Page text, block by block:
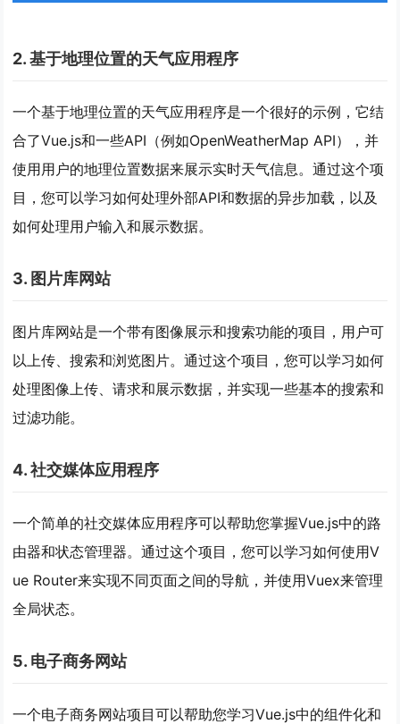
2. 基于地理位置的天气应用程序
一个基于地理位置的天气应用程序是一个很好的示例，它结
合了Vue.js和一些API（例如OpenWeatherMap API），并
使用用户的地理位置数据来展示实时天气信息。通过这个项
目，您可以学习如何处理外部API和数据的异步加载，以及
如何处理用户输入和展示数据。
3. 图片库网站
图片库网站是一个带有图像展示和搜索功能的项目，用户可
以上传、搜索和浏览图片。通过这个项目，您可以学习如何
处理图像上传、请求和展示数据，并实现一些基本的搜索和
过滤功能。
4. 社交媒体应用程序
一个简单的社交媒体应用程序可以帮助您掌握Vue.js中的路
由器和状态管理器。通过这个项目，您可以学习如何使用V
ue Router来实现不同页面之间的导航，并使用Vuex来管理
全局状态。
5. 电子商务网站
一个电子商务网站项目可以帮助您学习Vue.js中的组件化和